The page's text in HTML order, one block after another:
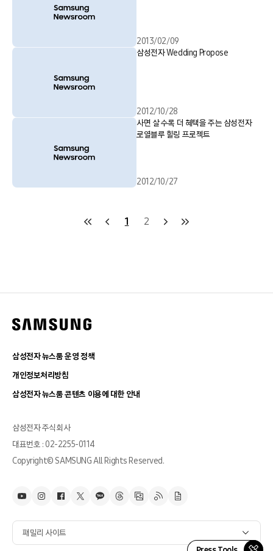
2013/02/09
삼성전자 Wedding Propose
2012/10/28
사면 살 수록 더 혜택을 주는 삼성전자
로열블루 힐링 프로젝트
2012/10/27
1 2
삼성전자 뉴스룸 운영 정책
개인정보처리방침
삼성전자 뉴스룸 콘텐츠 이용에 대한 안내
삼성전자 주식회사
대표번호 : 02-2255-0114
Copyright© SAMSUNG All Rights Reserved.
패밀리 사이트